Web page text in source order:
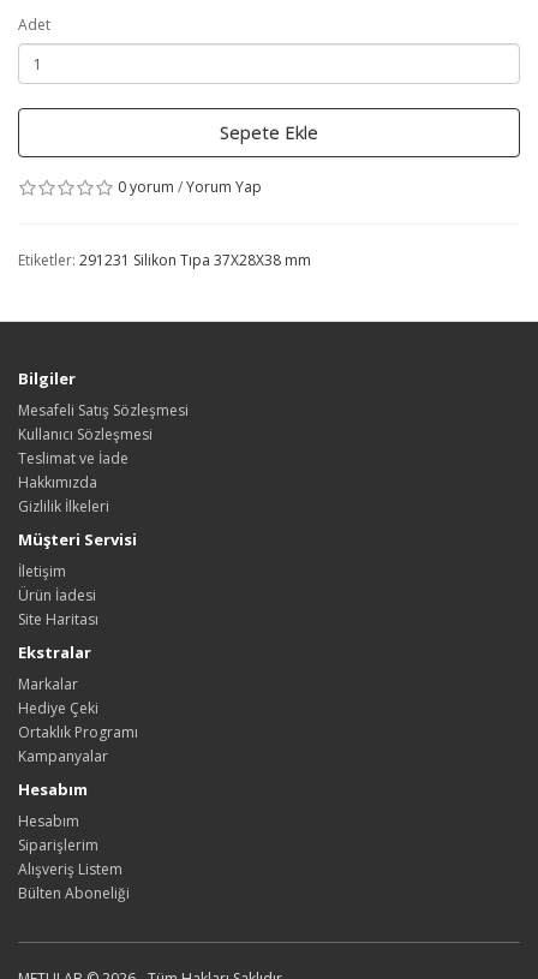
Adet
Sepete Ekle
0 yorum /Yorum Yap
Etiketler: 291231 Silikon Tıpa 37X28X38 mm
Bilgiler
Mesafeli Satış Sözleşmesi
Kullanıcı Sözleşmesi
Teslimat ve İade
Hakkımızda
Gizlilik İlkeleri
Müşteri Servisi
İletişim
Ürün İadesi
Site Haritası
Ekstralar
Markalar
Hediye Çeki
Ortaklık Programı
Kampanyalar
Hesabım
Hesabım
Siparişlerim
Alışveriş Listem
Bülten Aboneliği